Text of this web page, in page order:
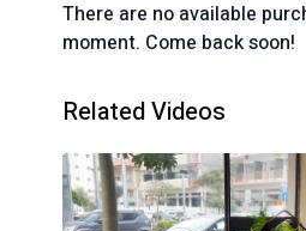
There are no available
moment. Come back soon!
Related Videos